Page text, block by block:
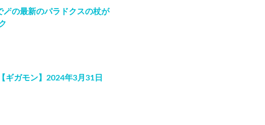
🪄の最新のパラドクスの杖が
ギガモン】2024年3月31日